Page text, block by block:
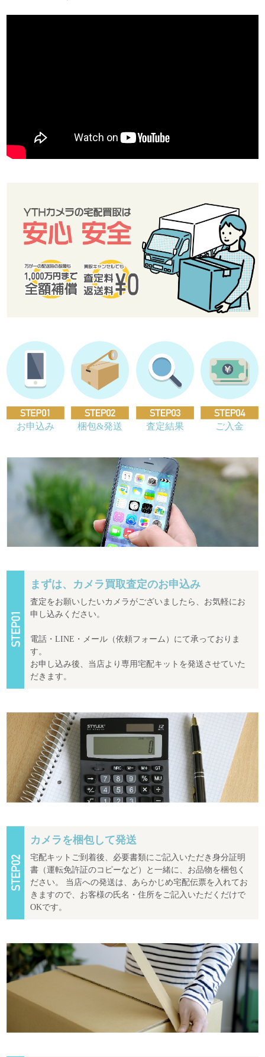
お申込み 梱包&発送 査定結果 ご入金
まずは、カメラ買取査定のお申込み
査定をお願いしたいカメラがございましたら、お気軽にお
申し込みください。
電話・LINE・メール（依頼フォーム）にて承っておりま
す。
お申し込み後、当店より専用宅配キットを発送させていた
だきます。
カメラを梱包して発送
宅配キットご到着後、必要書類にご記入いただき身分証明
書（運転免許証のコピーなど）と一緒に、お品物を梱包く
ださい。 当店への発送は、あらかじめ宅配伝票を入れてお
きますので、お客様の氏名・住所をご記入いただくだけで
OKです。